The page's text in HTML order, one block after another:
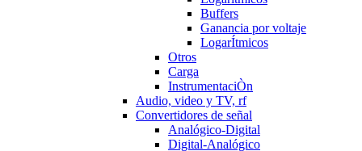
Buffers
Ganancia por voltaje
LogarÍtmicos
Otros
Carga
InstrumentaciÒn
Audio, video y TV, rf
Convertidores de señal
Analógico-Digital
Digital-Analógico